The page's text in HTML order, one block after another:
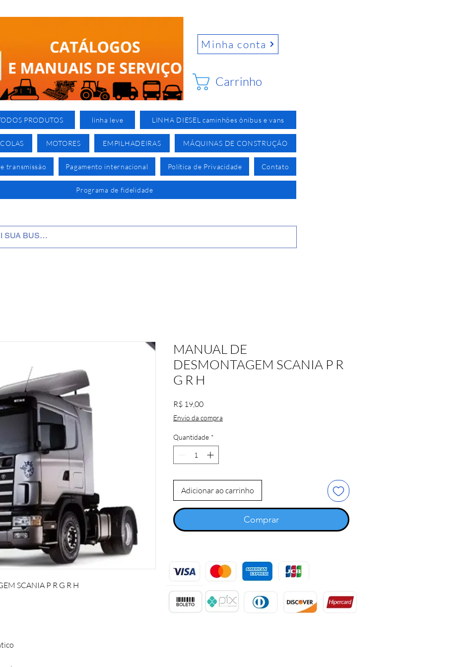
Minha conta
Carrinho
PRODUTOS linha leve LINHA DIESEL caminhões ônibus e vans
MOTORES EMPILHADEIRAS MÁQUINAS DE CONSTRUÇÃO
transmissão Pagamento internacional Política de Privacidade Contato
Programa de fidelidade
SCANIA P R G R H
MANUAL DE
DESMONTAGEM SCANIA P R
G R H
R$ 19,00Preço
Envio da compra
Quantidade *
Adicionar ao carrinho
Comprar